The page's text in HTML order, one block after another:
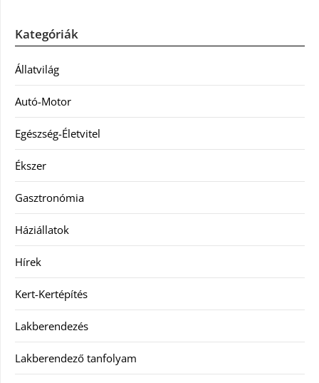
Kategóriák
Állatvilág
Autó-Motor
Egészség-Életvitel
Ékszer
Gasztronómia
Háziállatok
Hírek
Kert-Kertépítés
Lakberendezés
Lakberendező tanfolyam